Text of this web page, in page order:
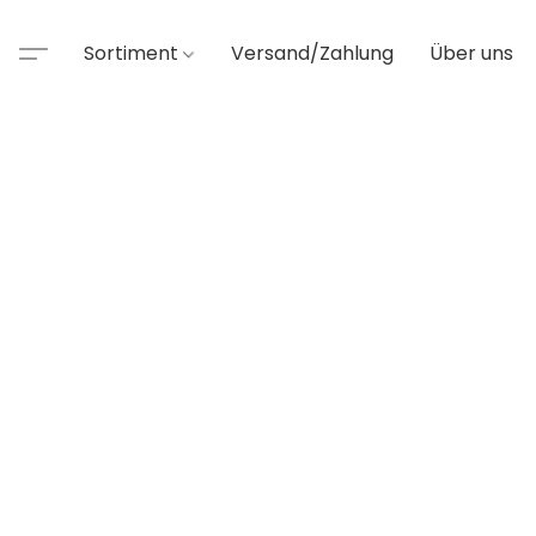
Sortiment Versand/Zahlung Über uns